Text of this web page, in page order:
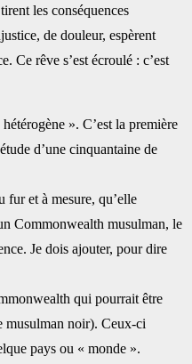
les conséquences
de douleur, espèrent
Ce rêve s’est écroulé : c’est
». C’est la première
d’une cinquantaine de
fur et à mesure, qu’elle
Commonwealth musulman, le
Je dois ajouter, pour dire
qui pourrait être
musulman noir). Ceux-ci
pays ou ‎‎« monde ».